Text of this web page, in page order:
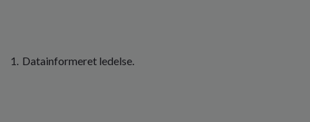
Datainformeret ledelse.